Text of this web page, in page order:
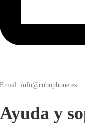
Email: info@cobophone.es
Ayuda y